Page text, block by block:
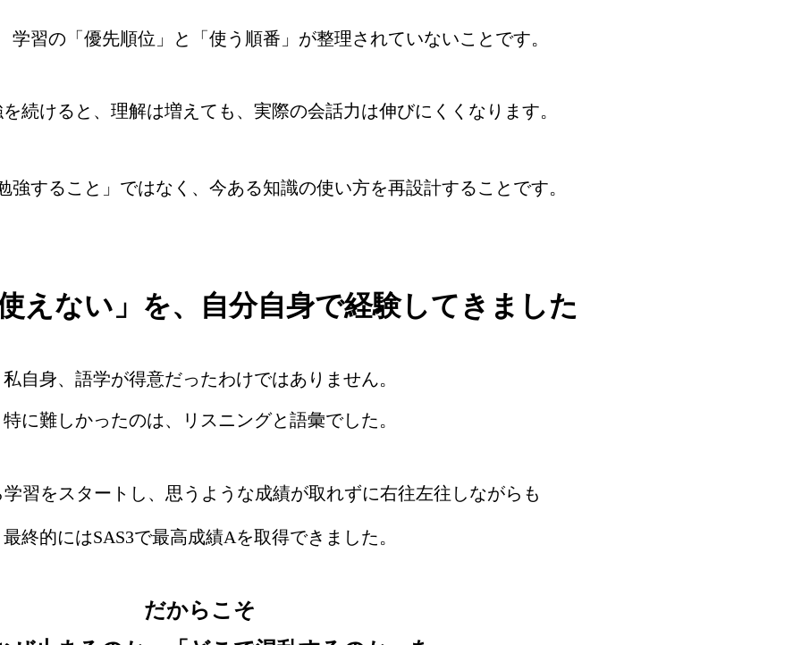
学習の「優先順位」と「使う順番」が整理されていないことです。
続けると、理解は増えても、実際の会話力は伸びにくくなります。
強すること」ではなく、今ある知識の使い方を再設計することです。
えない」を、自分自身で経験してきました
私自身、語学が得意だったわけではありません。
特に難しかったのは、リスニングと語彙でした。
習をスタートし、思うような成績が取れずに右往左往しながらも
最終的にはSAS3で最高成績Aを取得できました。
だからこそ